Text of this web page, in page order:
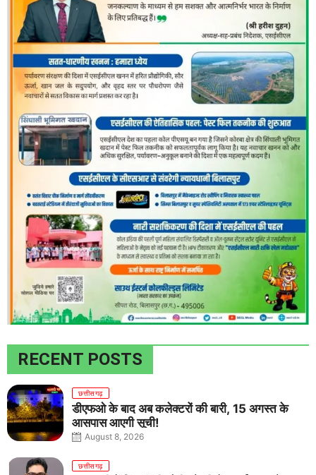
RECENT POSTS
छत्तीसगढ़
डीएफओ के बाद अब कलेक्टरों की बारी, 15 अगस्त के
आसपास आएगी सूची!
August 8, 2026
छत्तीसगढ़